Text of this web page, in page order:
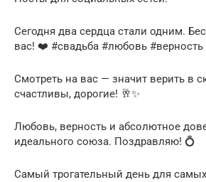
Сегодня два сердца стали одним.
вас! ❤️ #свадьба #любовь #верность
Смотреть на вас — значит верить в
счастливы, дорогие! 🥂✨
Любовь, верность и абсолютное
идеального союза. Поздравляю! 💍
Самый трогательный день для